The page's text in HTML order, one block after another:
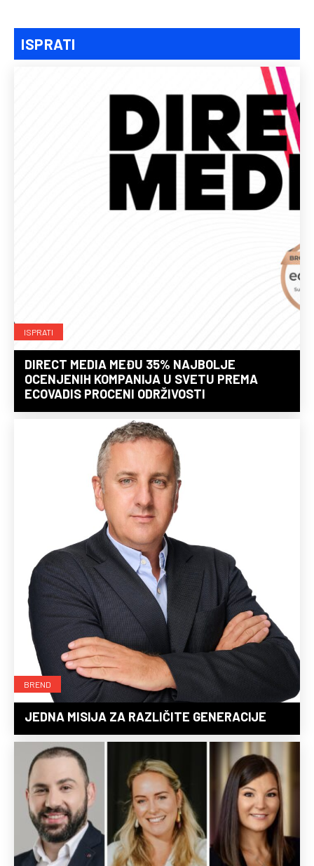
ISPRATI
ISPRATI
DIRECT MEDIA MEĐU 35% NAJBOLJE
OCENJENIH KOMPANIJA U SVETU PREMA
ECOVADIS PROCENI ODRŽIVOSTI
BREND
JEDNA MISIJA ZA RAZLIČITE GENERACIJE